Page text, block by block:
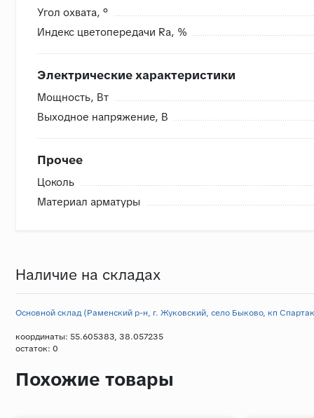
Угол охвата, °
Индекс цветопередачи Ra, %
Электрические характеристики
Мощность, Вт
Выходное напряжение, В
Прочее
Цоколь
Материал арматуры
Наличие на складах
Основной склад (Раменский р-н, г. Жуковский, село Быково, кп
координаты: 55.605383, 38.057235
остаток: 0
Похожие товары